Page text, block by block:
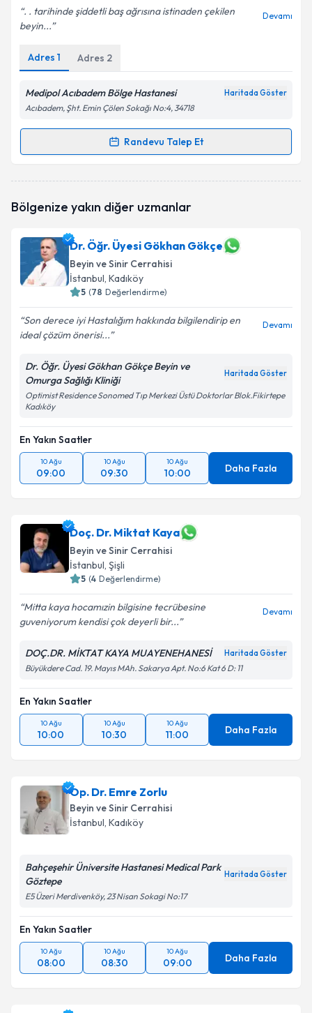
. . tarihinde şiddetli baş ağrısına istinaden çekilen
beyin...
Devamı
Adres 1 Adres 2
Medipol Acıbadem Bölge Hastanesi Haritada Göster
Acıbadem, Şht. Emin Çölen Sokağı No:4, 34718
Randevu Talep Et
Randevu Takvimi Talebi
talebi oluşturun. Size bu uzmandan randevu almanız
bilgilendireceğiz.
E-posta Adresiniz
Kişisel verilerimin işlenmesine ilişkin
kapsamda işlenmesini kabul ediyorum.
Takvim Talebini Gönder
Bölgenize yakın diğer uzmanlar
Dr. Öğr. Üyesi Gökhan Gökçe
Beyin ve Sinir Cerrahisi
İstanbul, Kadıköy
5 (78 Değerlendirme)
Son derece iyi Hastalığım hakkında bilgilendirip en
ideal çözüm önerisi...
Devamı
Dr. Öğr. Üyesi Gökhan Gökçe Beyin ve
Omurga Sağlığı Kliniği
Haritada Göster
Optimist Residence Sonomed Tıp Merkezi Üstü Doktorlar Blok.Fikirtepe
Kadıköy
En Yakın Saatler
10 Ağu
09:00
10 Ağu
09:30
10 Ağu
10:00 Daha Fazla
Doç. Dr. Miktat Kaya
Beyin ve Sinir Cerrahisi
İstanbul, Şişli
5 (4 Değerlendirme)
Mitta kaya hocamızin bilgisine tecrübesine
guveniyorum kendisi çok deyerli bir...
Devamı
DOÇ.DR. MİKTAT KAYA MUAYENEHANESİ Haritada Göster
Büyükdere Cad. 19. Mayıs MAh. Sakarya Apt. No:6 Kat 6 D: 11
En Yakın Saatler
10 Ağu
10:00
10 Ağu
10:30
10 Ağu
11:00 Daha Fazla
Op. Dr. Emre Zorlu
Beyin ve Sinir Cerrahisi
İstanbul, Kadıköy
Bahçeşehir Üniversite Hastanesi Medical Park
Göztepe
Haritada Göster
E5 Üzeri Merdivenköy, 23 Nisan Sokagi No:17
En Yakın Saatler
10 Ağu
08:00
10 Ağu
08:30
10 Ağu
09:00 Daha Fazla